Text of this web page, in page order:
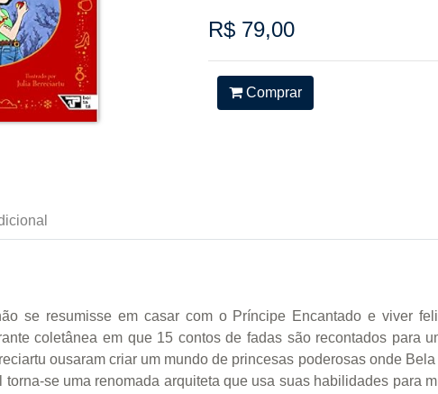
R$ 79,00
Comprar
se resumisse em casar com o Príncipe Encantado e viver
coletânea em que 15 contos de fadas são recontados para
ousaram criar um mundo de princesas poderosas onde
se uma renomada arquiteta que usa suas habilidades para